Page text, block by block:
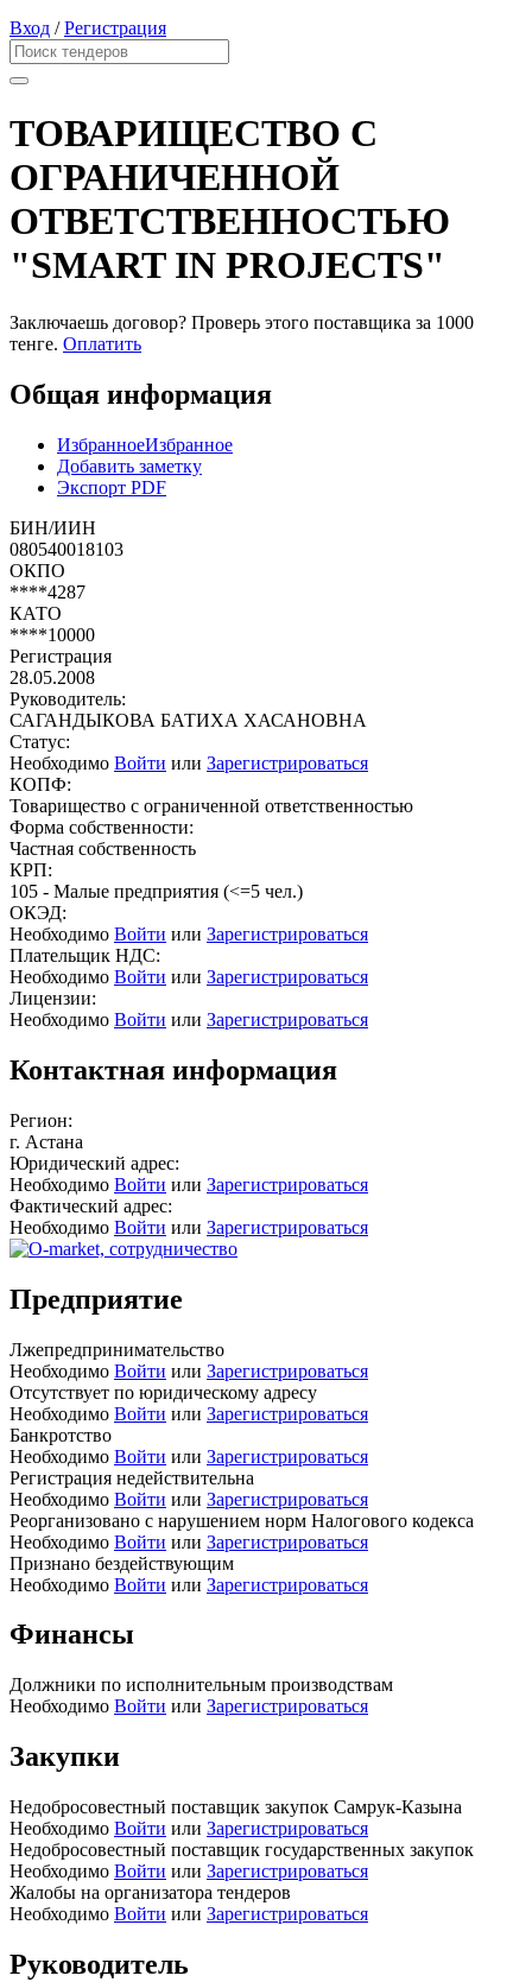
Вход /Регистрация
ТОВАРИЩЕСТВО С
ОГРАНИЧЕННОЙ
ОТВЕТСТВЕННОСТЬЮ
"SMART IN PROJECTS"
Заключаешь договор? Проверь этого поставщика за 1000
тенге. Оплатить
Общая информация
ИзбранноеИзбранное
Добавить заметку
Экспорт PDF
БИН/ИИН
080540018103
ОКПО
****4287
КАТО
****10000
Регистрация
28.05.2008
Руководитель:
САГАНДЫКОВА БАТИХА ХАСАНОВНА
Статус:
Необходимо Войти или Зарегистрироваться
КОПФ:
Товарищество с ограниченной ответственностью
Форма собственности:
Частная собственность
КРП:
105 - Малые предприятия (<=5 чел.)
ОКЭД:
Необходимо Войти или Зарегистрироваться
Плательщик НДС:
Необходимо Войти или Зарегистрироваться
Лицензии:
Необходимо Войти или Зарегистрироваться
Контактная информация
Регион:
г. Астана
Юридический адрес:
Необходимо Войти или Зарегистрироваться
Фактический адрес:
Необходимо Войти или Зарегистрироваться
Предприятие
Лжепредпринимательство
Необходимо Войти или Зарегистрироваться
Отсутствует по юридическому адресу
Необходимо Войти или Зарегистрироваться
Банкротство
Необходимо Войти или Зарегистрироваться
Регистрация недействительна
Необходимо Войти или Зарегистрироваться
Реорганизовано с нарушением норм Налогового кодекса
Необходимо Войти или Зарегистрироваться
Признано бездействующим
Необходимо Войти или Зарегистрироваться
Финансы
Должники по исполнительным производствам
Необходимо Войти или Зарегистрироваться
Закупки
Недобросовестный поставщик закупок Самрук-Казына
Необходимо Войти или Зарегистрироваться
Недобросовестный поставщик государственных закупок
Необходимо Войти или Зарегистрироваться
Жалобы на организатора тендеров
Необходимо Войти или Зарегистрироваться
Руководитель